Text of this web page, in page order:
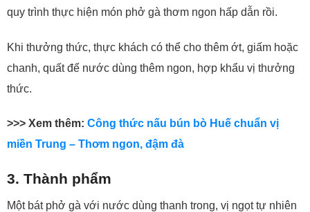
quy trình thực hiện món phở gà thơm ngon hấp dẫn rồi.
Khi thưởng thức, thực khách có thể cho thêm ớt, giấm hoặc
chanh, quất để nước dùng thêm ngon, hợp khẩu vị thưởng
thức.
>>> Xem thêm: Công thức nấu bún bò Huế chuẩn vị
miền Trung – Thơm ngon, đậm đà
3. Thành phẩm
Một bát phở gà với nước dùng thanh trong, vị ngọt tự nhiên